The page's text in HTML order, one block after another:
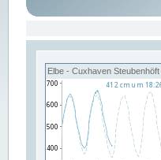
Elbe - Cuxhaven Steubenhöft